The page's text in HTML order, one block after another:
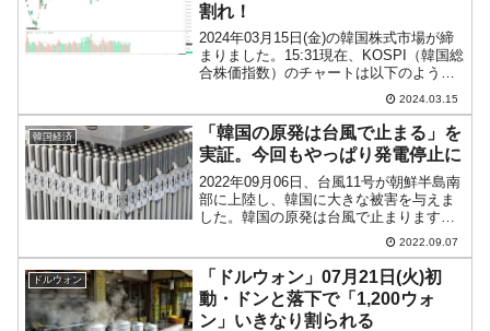
割れ！
2024年03月15日(金)の韓国株式市場が締
まりました。15:31現在、KOSPI（韓国総
合株価指数）のチャートは以下のように
『Investing.com』より引用）。陰線が伸
びてギャップアップ分の窓を埋めていま
す...
2024.03.15
韓国経済
「韓国の原発は台風で止まる」を
実証。今回もやっぱり発電停止に
2022年09月06日、台風11号が朝鮮半島南
部に上陸し、韓国に大きな被害を与えま
した。韓国の原発は台風で止まります。
Money1でもご紹介したことがあります
が、2020年には「台風9号」「台風10
号」、2個の台風で計6基の原発が停止し
まし...
2022.09.07
ドルウォン
「ドルウォン」07月21日(火)初
動・ドンと落下で「1,200ウォ
ン」いきなり割られる